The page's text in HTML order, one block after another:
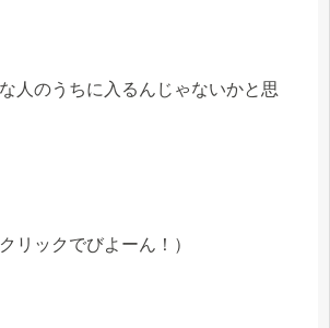
人のうちに入るんじゃないかと思
リックでびよーん！）